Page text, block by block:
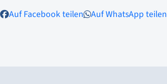
Auf Facebook teilen Auf WhatsApp teilen